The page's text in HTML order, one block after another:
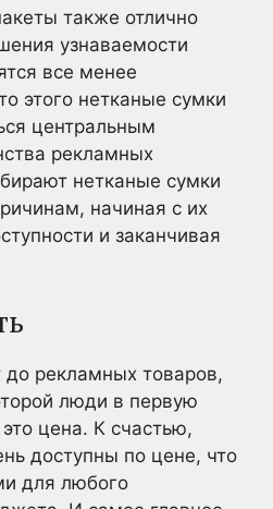
также отлично
узнаваемости
все менее
этого нетканые сумки
центральным
рекламных
нетканые сумки
начиная с их
и заканчивая
до рекламных товаров,
люди в первую
цена. К счастью,
доступны по цене, что
для любого